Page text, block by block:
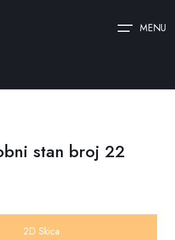
MENU
stan broj 22
2D Skica